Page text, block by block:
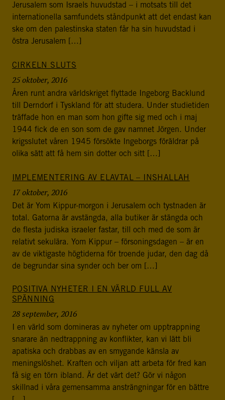
Jerusalem som Israels huvudstad – i motsats till det
internationella samfundets ståndpunkt att det endast kan
ske om den palestinska staten får ha sin huvudstad i
östra Jerusalem […]
CIRKELN SLUTS
25 oktober, 2016
Åren runt andra världskriget flyttade Ingeborg Backlund
till Derndorf i Tyskland för att studera. Under studietiden
träffade hon en man som hon gifte sig med och i maj
1944 fick de en son som de gav namnet Jörgen. Under
krigsslutet våren 1945 försökte Ingeborgs föräldrar på
olika sätt att få hem sin dotter och sitt […]
IMPLEMENTERING AV ELAVTAL – INSHALLAH
17 oktober, 2016
Det är Yom Kippur-morgon i Jerusalem och tystnaden är
total. Gatorna är avstängda, alla butiker är stängda och
de flesta judiska israeler fastar, till och med de som är
relativt sekulära. Yom Kippur – försoningsdagen – är en
av de viktigaste högtiderna för troende judar, den dag då
de begrundar sina synder och ber om […]
POSITIVA NYHETER I EN VÄRLD FULL AV
SPÄNNING
28 september, 2016
I en värld som domineras av nyheter om upptrappning
snarare än nedtrappning av konflikter, kan vi lätt bli
apatiska och drabbas av en smygande känsla av
meningslöshet. Kraften och viljan att arbeta för fred kan
få sig en törn ibland. Är det värt det? Gör vi någon
skillnad i våra gemensamma ansträngningar för en bättre